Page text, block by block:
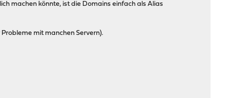
machen könnte, ist die Domains einfach als Alias
mit manchen Servern).